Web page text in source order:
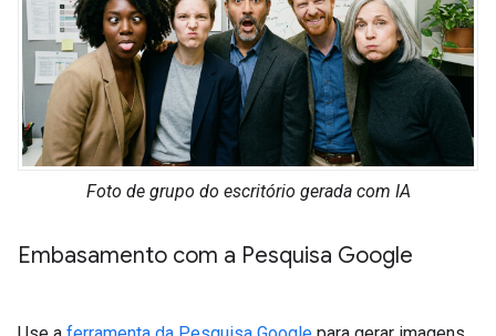
Foto de grupo do escritório gerada com IA
Embasamento com a Pesquisa Google